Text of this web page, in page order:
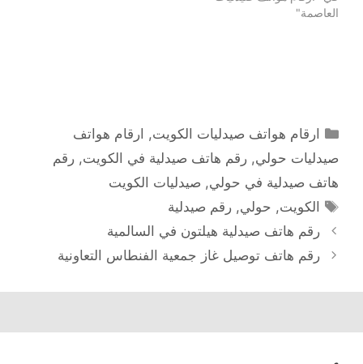
العاصمة"
التصنيفات
ارقام هواتف صيدليات الكويت, ارقام هواتف
صيدليات حولي, رقم هاتف صيدلية في الكويت, رقم
هاتف صيدلية في حولي, صيدليات الكويت
الوسوم
الكويت, حولي,رقم صيدلية
رقم هاتف صيدلية هيلتون في السالمیة
رقم هاتف توصيل غاز جمعية الفنطاس التعاونية